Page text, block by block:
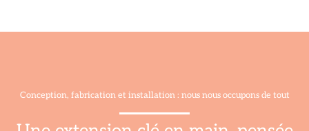
Conception, fabrication et installation : nous nous occupons de tout